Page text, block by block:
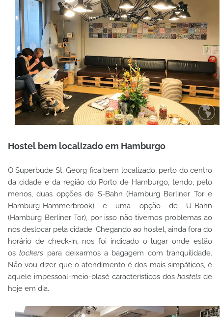
Hostel bem localizado em Hamburgo
O Superbude St. Georg fica bem localizado, perto do centro
da cidade e da região do Porto de Hamburgo, tendo, pelo
menos, duas opções de S-Bahn (Hamburg Berliner Tor e
Hamburg-Hammerbrook) e uma opção de U-Bahn
(Hamburg Berliner Tor), por isso não tivemos problemas ao
nos deslocar pela cidade. Chegando ao hostel, ainda fora do
horário de check-in, nos foi indicado o lugar onde estão
oslockers para deixarmos a bagagem com tranquilidade.
Não vou dizer que o atendimento é dos mais simpáticos, é
aquele impessoal-meio-blasé característicos dos hostels de
hoje em dia.